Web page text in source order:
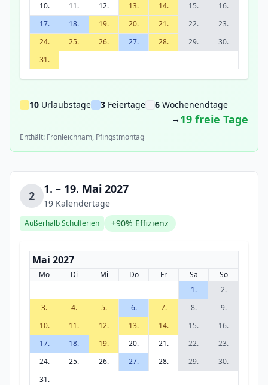
10.
11. 12. 13. 14. 15.
16.
17.
18. 19. 20. 21. 22.
23.
24.
25. 26. 27. 28. 29.
30.
31.
10 Urlaubstage 3 Feiertage 6 Wochenendtage
→ 19 freie Tage
Enthält: Fronleichnam, Pfingstmontag
2 1. – 19. Mai 2027
19 Kalendertage
Außerhalb Schulferien +90% Effizienz
Mai 2027
Mo Di Mi Do Fr Sa
So
1.
2.
3.
4. 5. 6. 7. 8.
9.
10.
11. 12. 13. 14. 15.
16.
17.
18. 19. 20. 21. 22.
23.
24.
25. 26. 27. 28. 29.
30.
31.